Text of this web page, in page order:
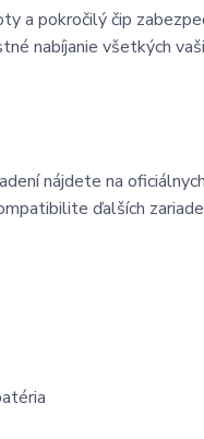
a pokročilý čip
nabíjanie všetkých
nájdete na
ďalších